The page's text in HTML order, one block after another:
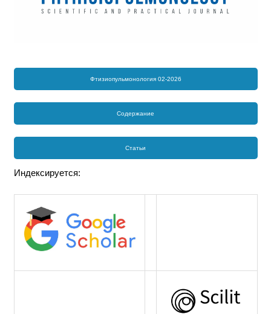
Фтизиопульмонология 02-2026
Содержание
Статьи
Индексируется: